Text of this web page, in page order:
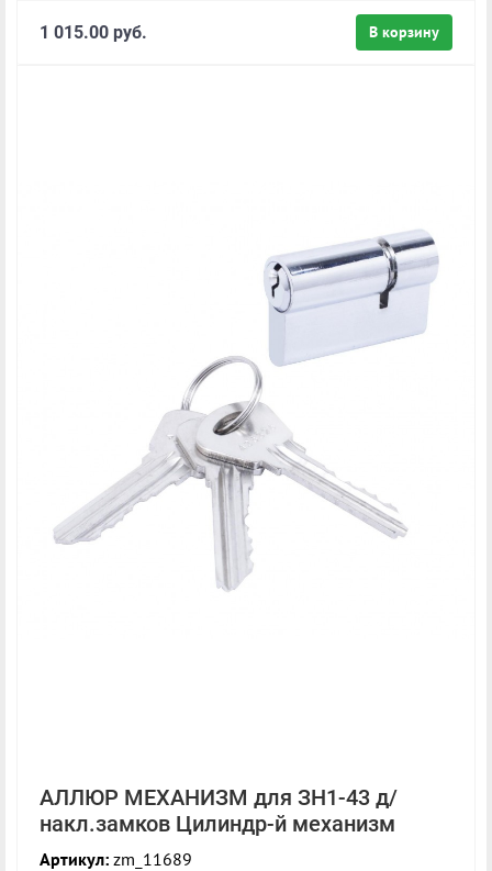
В корзину
1 015.00 руб.
АЛЛЮР МЕХАНИЗМ для ЗН1-43 д/
накл.замков Цилиндр-й механизм
Артикул: zm_11689